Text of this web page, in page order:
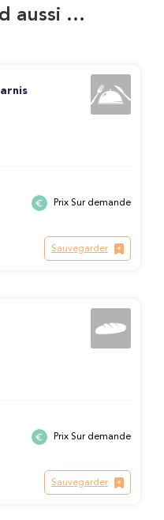
aussi …
Prix Sur demande
Sauvegarder
Prix Sur demande
Sauvegarder